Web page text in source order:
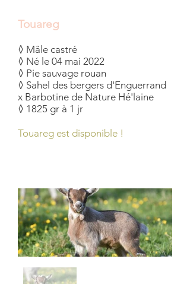
Touareg
◊ Mâle castré
◊ Né le 04 mai 2022
◊ Pie sauvage rouan
◊ Sahel des bergers d'Enguerrand
x Barbotine de Nature Hé'laine
◊ 1825 gr à 1 jr
Touareg est disponible !